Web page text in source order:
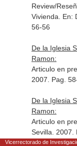
Review/
Vivienda. En:
56-56
De la Iglesia
Ramon:
Articulo en
2007. Pag.
De la Iglesia
Ramon:
Articulo en
Sevilla .
Vicerrectorado de